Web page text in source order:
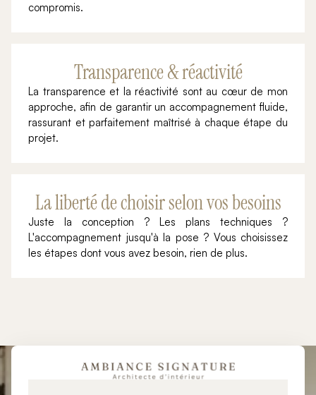
compromis.
Transparence & réactivité
La transparence et la réactivité sont au cœur de mon
approche, afin de garantir un accompagnement fluide,
rassurant et parfaitement maîtrisé à chaque étape du
projet.
La liberté de choisir selon vos besoins
Juste la conception ? Les plans techniques ?
L'accompagnement jusqu'à la pose ? Vous choisissez
les étapes dont vous avez besoin, rien de plus.